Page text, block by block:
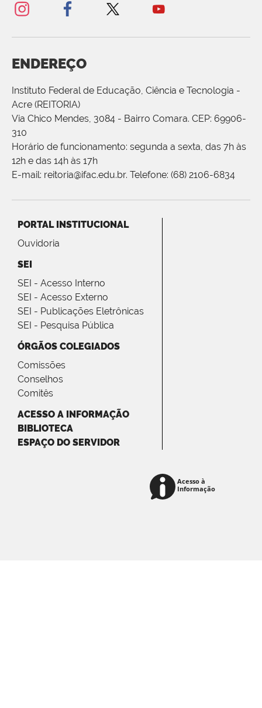
ENDEREÇO
Instituto Federal de Educação, Ciência e Tecnologia -
Acre (REITORIA)
Via Chico Mendes, 3084 - Bairro Comara. CEP: 69906-
310
Horário de funcionamento: segunda a sexta, das 7h às
12h e das 14h às 17h
E-mail: reitoria@ifac.edu.br. Telefone: (68) 2106-6834
PORTAL INSTITUCIONAL
Ouvidoria
SEI
SEI - Acesso Interno
SEI - Acesso Externo
SEI - Publicações Eletrônicas
SEI - Pesquisa Pública
ÓRGÃOS COLEGIADOS
Comissões
Conselhos
Comitês
ACESSO A INFORMAÇÃO
BIBLIOTECA
ESPAÇO DO SERVIDOR